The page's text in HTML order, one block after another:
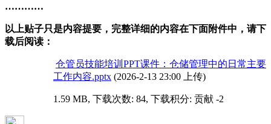
…………
以上贴子只是内容提要，完整详细的内容在下面附件中，请下
载后阅读：
仓管员技能培训PPT课件：仓储管理中的日常主要
工作内容.pptx (2026-2-13 23:00 上传)
1.59 MB, 下载次数: 84, 下载积分: 贡献 -2